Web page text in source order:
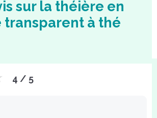
sur la théière en
transparent à thé
4 / 5